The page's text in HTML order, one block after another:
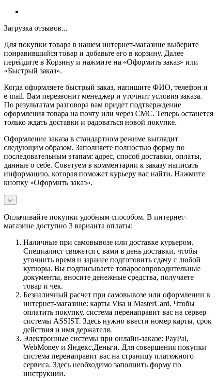
Загрузка отзывов...
Для покупки товара в нашем интернет-магазине выберите
понравившийся товар и добавьте его в корзину. Далее
перейдите в Корзину и нажмите на «Оформить заказ» или
«Быстрый заказ».
Когда оформляете быстрый заказ, напишите ФИО, телефон и
e-mail. Вам перезвонит менеджер и уточнит условия заказа.
По результатам разговора вам придет подтверждение
оформления товара на почту или через СМС. Теперь останется
только ждать доставки и радоваться новой покупке.
Оформление заказа в стандартном режиме выглядит
следующим образом. Заполняете полностью форму по
последовательным этапам: адрес, способ доставки, оплаты,
данные о себе. Советуем в комментарии к заказу написать
информацию, которая поможет курьеру вас найти. Нажмите
кнопку «Оформить заказ».
Оплачивайте покупки удобным способом. В интернет-
магазине доступно 3 варианта оплаты:
Наличные при самовывозе или доставке курьером.
Специалист свяжется с вами в день доставки, чтобы
уточнить время и заранее подготовить сдачу с любой
купюры. Вы подписываете товаросопроводительные
документы, вносите денежные средства, получаете
товар и чек.
Безналичный расчет при самовывозе или оформлении в
интернет-магазине: карты Visa и MasterCard. Чтобы
оплатить покупку, система перенаправит вас на сервер
системы ASSIST. Здесь нужно ввести номер карты, срок
действия и имя держателя.
Электронные системы при онлайн-заказе: PayPal,
WebMoney и Яндекс.Деньги. Для совершения покупки
система перенаправит вас на страницу платежного
сервиса. Здесь необходимо заполнить форму по
инструкции.